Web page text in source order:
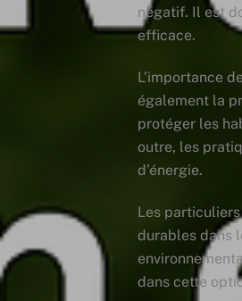
négatif. Il est
efficace.
L’importance
également la
protéger les
outre, les
d’énergie.
Les
durables dans
dans cette